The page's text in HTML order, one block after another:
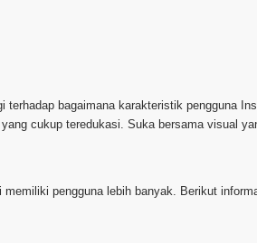
bagaimana karakteristik pengguna
cukup teredukasi. Suka bersama visual
pengguna lebih banyak. Berikut